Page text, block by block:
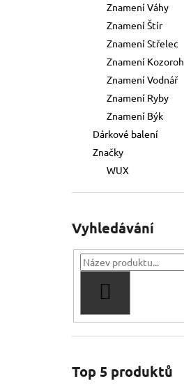
Znamení Váhy
Znamení Štír
Znamení Střelec
Znamení Kozoroh
Znamení Vodnář
Znamení Ryby
Znamení Býk
Dárkové balení
Značky
WUX
Vyhledávání
Top 5 produktů